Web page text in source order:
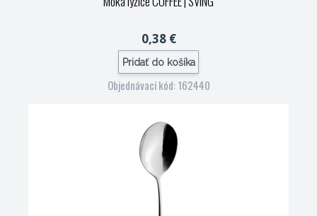
0,38 €
Pridať do košíka
Objednávací kód: 162440